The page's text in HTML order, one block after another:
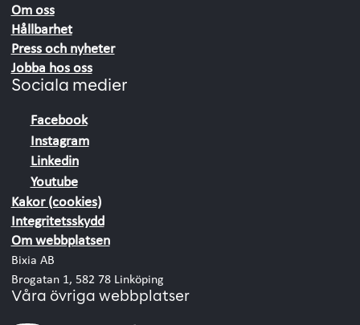
Om oss
Hållbarhet
Press och nyheter
Jobba hos oss
Sociala medier
Facebook
Instagram
Linkedin
Youtube
Kakor (cookies)
Integritetsskydd
Om webbplatsen
Bixia AB
Brogatan 1, 582 78 Linköping
Våra övriga webbplatser